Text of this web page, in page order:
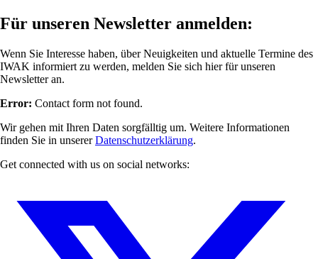
Für unseren Newsletter anmelden:
Wenn Sie Interesse haben, über Neuigkeiten und aktuelle Termine des
IWAK informiert zu werden, melden Sie sich hier für unseren
Newsletter an.
Error: Contact form not found.
Wir gehen mit Ihren Daten sorgfälltig um. Weitere Informationen
finden Sie in unsererDatenschutzerklärung.
Get connected with us on social networks: